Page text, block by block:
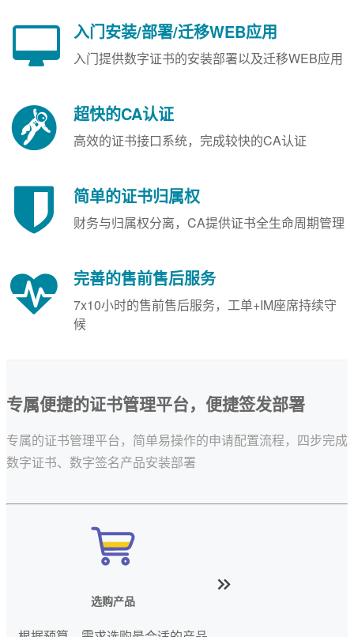
入门安装/部署/迁移WEB应用
入门提供数字证书的安装部署以及迁移WEB应用
超快的CA认证
高效的证书接口系统，完成较快的CA认证
简单的证书归属权
财务与归属权分离，CA提供证书全生命周期管理
完善的售前售后服务
7x10小时的售前售后服务，工单+IM座席持续守
候
专属便捷的证书管理平台，便捷签发部署
专属的证书管理平台，简单易操作的申请配置流程，四步完成
数字证书、数字签名产品安装部署
选购产品